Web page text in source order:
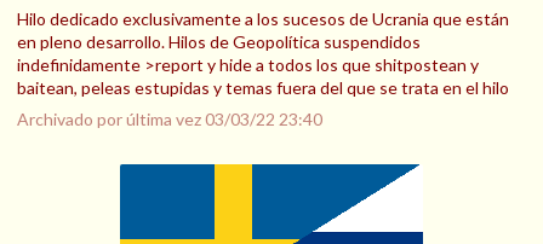
Hilo dedicado exclusivamente a los sucesos de Ucrania que están
en pleno desarrollo. Hilos de Geopolítica suspendidos
indefinidamente >report y hide a todos los que shitpostean y
baitean, peleas estupidas y temas fuera del que se trata en el hilo
Archivado por última vez03/03/22 23:40